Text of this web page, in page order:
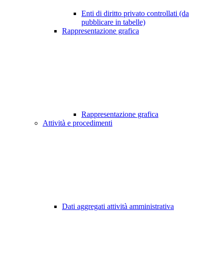
Enti di diritto privato controllati (da
pubblicare in tabelle)
Rappresentazione grafica
Rappresentazione grafica
Attività e procedimenti
Dati aggregati attività amministrativa